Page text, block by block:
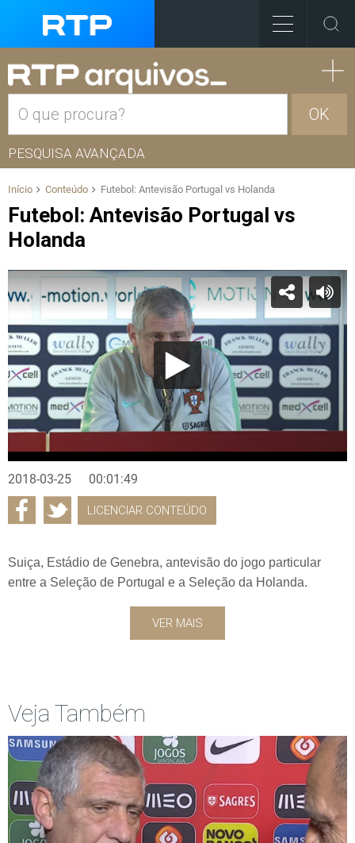
OK
PESQUISA AVANÇADA
Início Conteúdo Futebol: Antevisão Portugal vs Holanda
Futebol: Antevisão Portugal vs
Holanda
2018-03-25 00:01:49
LICENCIAR CONTEÚDO
Suiça, Estádio de Genebra, antevisão do jogo particular
entre a Seleção de Portugal e a Seleção da Holanda.
VER MAIS
Veja Também